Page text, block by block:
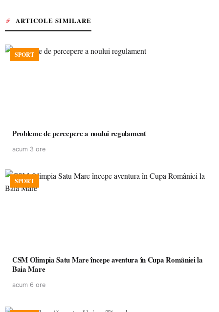
ARTICOLE SIMILARE
SPORT
Probleme de percepere a noului regulament
acum 3 ore
SPORT
CSM Olimpia Satu Mare începe aventura în Cupa României la
Baia Mare
acum 6 ore